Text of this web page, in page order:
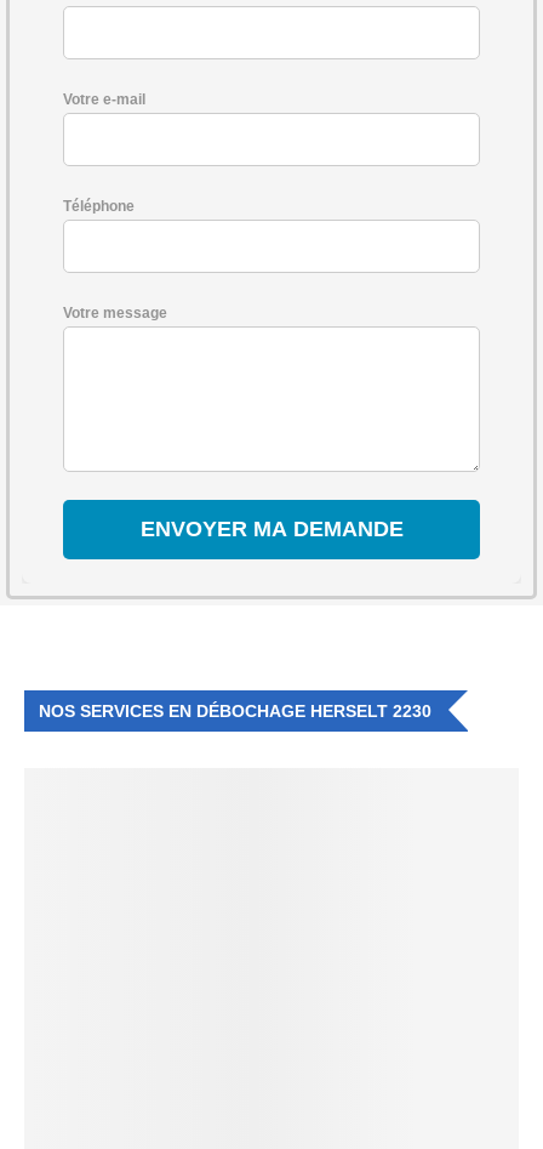
Votre e-mail
Téléphone
Votre message
NOS SERVICES EN DÉBOCHAGE HERSELT 2230